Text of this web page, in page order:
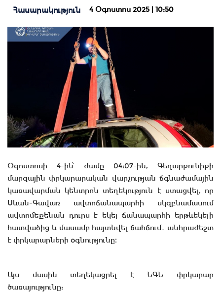
Հասարակություն 4 Օգոստոս 2025 | 10:50
Օգոստոսի 4-ին՝ ժամը 04:07-ին, Գեղարքունիքի
մարզային փրկարարական վարչության ճգնաժամային
կառավարման կենտրոն տեղեկություն է ստացվել, որ
Սևան-Գավառ ավտոճանապարհի սկզբնամասում
ավտոմեքենան դուրս է եկել ճանապարհի երթևեկելի
հատվածից և մասամբ հայտնվել ճահճում․ անհրաժեշտ
է փրկարարների օգնությունը։
Այս մասին տեղեկացրել է ՆԳՆ փրկարար
ծառայությունը: